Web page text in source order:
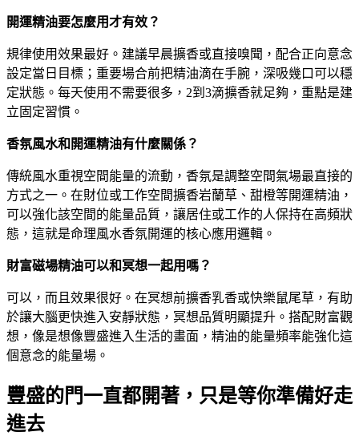
開運精油要怎麼用才有效？
規律使用效果最好。建議早晨擴香或直接嗅聞，配合正向意念
設定當日目標；重要場合前把精油滴在手腕，深吸幾口可以穩
定狀態。每天使用不需要很多，2到3滴擴香就足夠，重點是建
立固定習慣。
香氛風水和開運精油有什麼關係？
傳統風水重視空間能量的流動，香氛是調整空間氣場最直接的
方式之一。在財位或工作空間擴香岩蘭草、甜橙等開運精油，
可以強化該空間的能量品質，讓居住或工作的人保持在高頻狀
態，這就是命理風水香氛開運的核心應用邏輯。
財富磁場精油可以和冥想一起用嗎？
可以，而且效果很好。在冥想前擴香乳香或快樂鼠尾草，有助
於讓大腦更快進入安靜狀態，冥想品質明顯提升。搭配財富觀
想，像是想像豐盛進入生活的畫面，精油的能量頻率能強化這
個意念的能量場。
豐盛的門一直都開著，只是等你準備好走
進去